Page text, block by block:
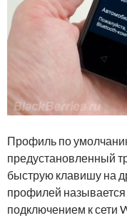
Профиль по
предустановленный
быструю клавишу на
профилей
подключением к сети